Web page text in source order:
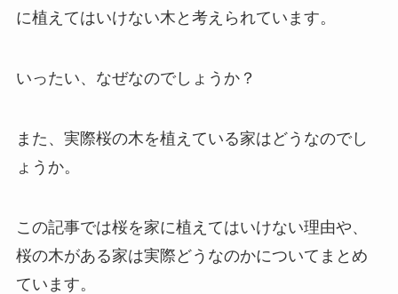
に植えてはいけない木と考えられています。
いったい、なぜなのでしょうか？
また、実際桜の木を植えている家はどうなのでし
ょうか。
この記事では桜を家に植えてはいけない理由や、
桜の木がある家は実際どうなのかについてまとめ
ています。